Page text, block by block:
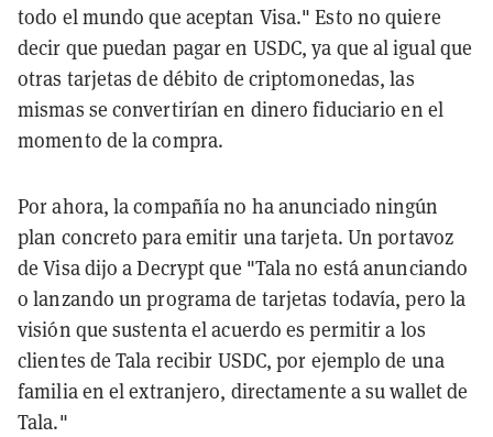
todo el mundo que aceptan Visa." Esto no quiere
decir que puedan pagar en USDC, ya que al igual que
otras tarjetas de débito de criptomonedas, las
mismas se convertirían en dinero fiduciario en el
momento de la compra.
Por ahora, la compañía no ha anunciado ningún
plan concreto para emitir una tarjeta. Un portavoz
de Visa dijo a Decrypt que "Tala no está anunciando
o lanzando un programa de tarjetas todavía, pero la
visión que sustenta el acuerdo es permitir a los
clientes de Tala recibir USDC, por ejemplo de una
familia en el extranjero, directamente a su wallet de
Tala."